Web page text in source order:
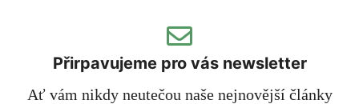
Přirpavujeme pro vás newsletter
Ať vám nikdy neutečou naše nejnovější články